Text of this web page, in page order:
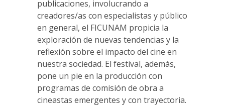
publicaciones, involucrando a
creadores/as con especialistas y público
en general, el FICUNAM propicia la
exploración de nuevas tendencias y la
reflexión sobre el impacto del cine en
nuestra sociedad. El festival, además,
pone un pie en la producción con
programas de comisión de obra a
cineastas emergentes y con trayectoria.